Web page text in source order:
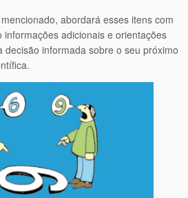
abordará esses itens com
informações adicionais e orientações
informada sobre o seu próximo